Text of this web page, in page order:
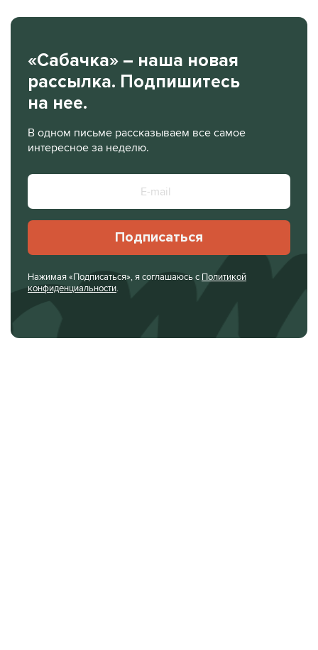
«Сабачка» – наша новая
рассылка. Подпишитесь
на нее.
В одном письме рассказываем все самое
интересное за неделю.
Подписаться
Нажимая «Подписаться», я соглашаюсь с Политикой
конфиденциальности.